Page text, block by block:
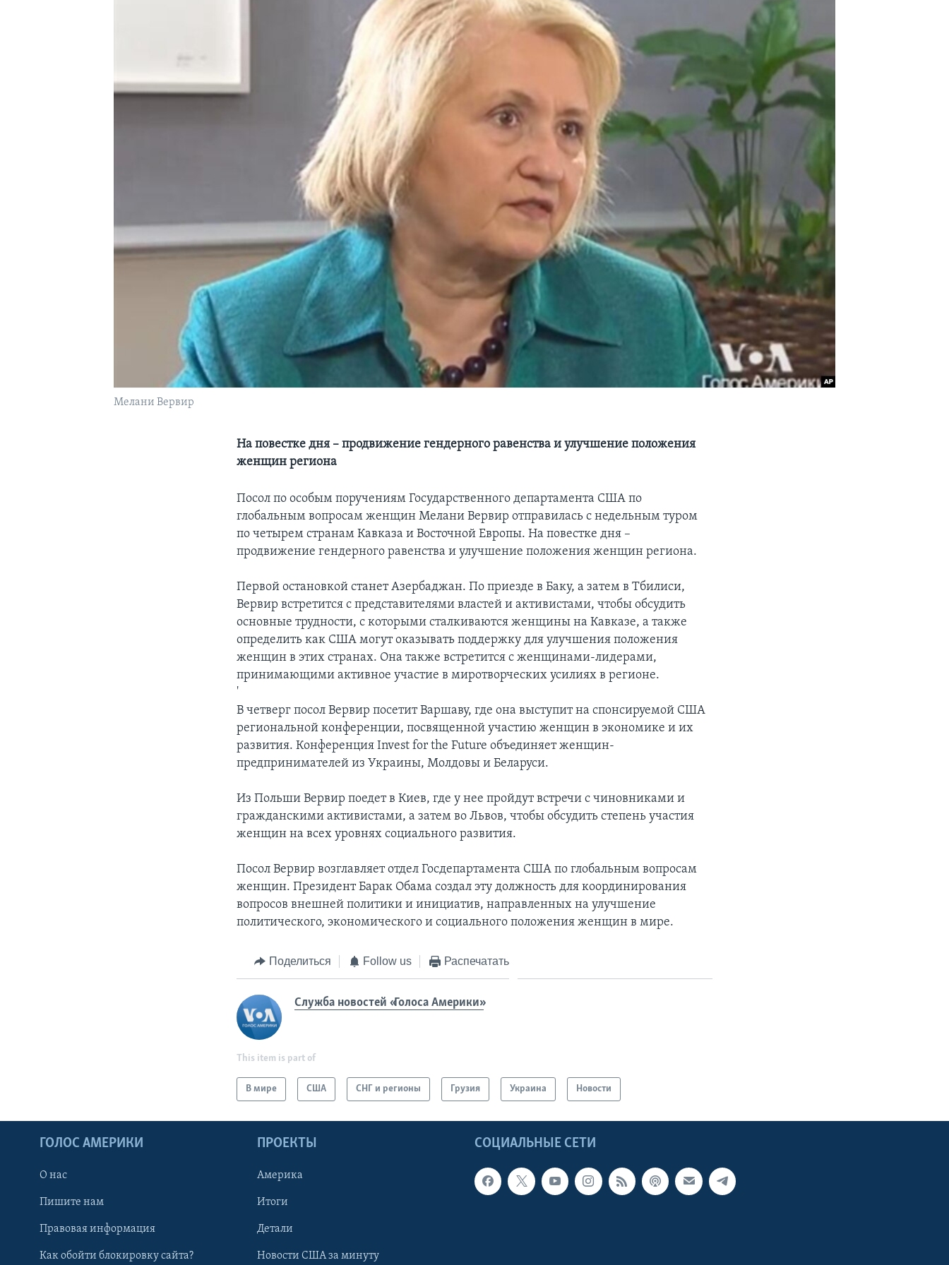
Мелани Вервир
На повестке дня – продвижение гендерного равенства и улучшение положения
женщин региона
Посол по особым поручениям Государственного департамента США по
глобальным вопросам женщин Мелани Вервир отправилась с недельным туром
по четырем странам Кавказа и Восточной Европы. На повестке дня –
продвижение гендерного равенства и улучшение положения женщин региона.
Первой остановкой станет Азербаджан. По приезде в Баку, а затем в Тбилиси,
Вервир встретится с представителями властей и активистами, чтобы обсудить
основные трудности, c которыми сталкиваются женщины на Кавказе, а также
определить как США могут оказывать поддержку для улучшения положения
женщин в этих странах. Она также встретится с женщинами-лидерами,
принимающими активное участие в миротворческих усилиях в регионе.
'
В четверг посол Вервир посетит Варшаву, где она выступит на спонсируемой США
региональной конференции, посвященной участию женщин в экономике и их
развития. Конференция Invest for the Future объединяет женщин-
предпринимателей из Украины, Молдовы и Беларуси.
Из Польши Вервир поедет в Киев, где у нее пройдут встречи с чиновниками и
гражданскими активистами, а затем во Львов, чтобы обсудить степень участия
женщин на всех уровнях социального развития.
Посол Вервир возглавляет отдел Госдепартамента США по глобальным вопросам
женщин. Президент Барак Обама создал эту должность для координирования
вопросов внешней политики и инициатив, направленных на улучшение
политического, экономического и социального положения женщин в мире.
Поделиться Follow us Распечатать
Служба новостей «Голоса Америки»
This item is part of
В мире США СНГ и регионы Грузия Украина Новости
СОЦИАЛЬНЫЕ СЕТИ
ГОЛОС АМЕРИКИ
О нас
Пишите нам
Правовая информация
Как обойти блокировку сайта?
ПРОЕКТЫ
Америка
Итоги
Детали
Новости США за минуту